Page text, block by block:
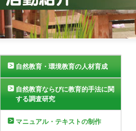
自然教育・環境教育の人材育成
自然教育ならびに教育的手法に関
する調査研究
マニュアル・テキストの制作